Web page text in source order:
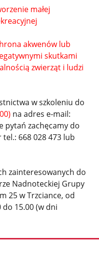
małej
akwenów lub
skutkami
zwierząt i ludzi
w szkoleniu do
na adres e-mail:
pytań zachęcamy do
668 028 473 lub
zainteresowanych do
Nadnoteckiej Grupy
25 w Trzciance, od
15.00 (w dni